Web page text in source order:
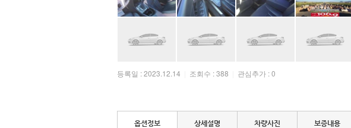
등록일 : 2023.12.14 조회수 : 388 관심추가 : 0
옵션정보 상세설명 차량사진 보증내용